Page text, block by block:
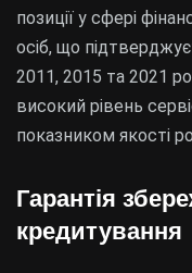
позиції у сфері
осіб, що
2011, 2015 та 2021
високий рівень
показником якості
Гарантія
кредитування